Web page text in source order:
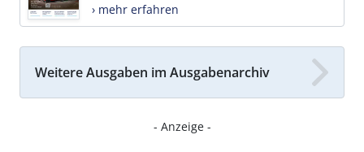
› mehr erfahren
Weitere Ausgaben im Ausgabenarchiv
- Anzeige -